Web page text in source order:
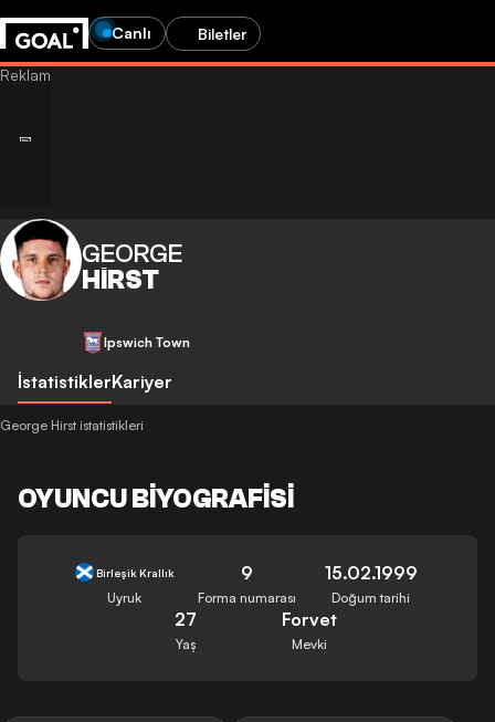
Canlı Biletler
GEORGE
HIRST
Ipswich Town
İstatistiklerKariyer
George Hirst istatistikleri
OYUNCU BIYOGRAFISI
Birleşik Krallık
Uyruk
9
Forma numarası
15.02.1999
Doğum tarihi
27
Yaş
Forvet
Mevki